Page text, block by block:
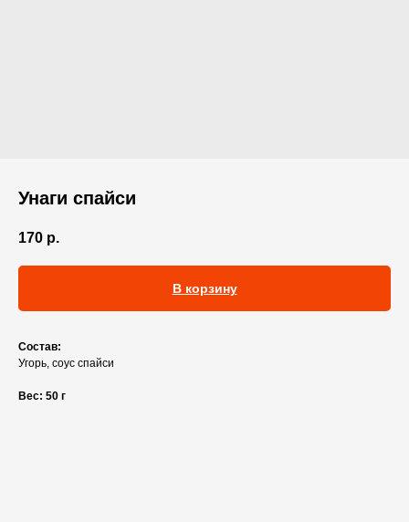
Унаги спайси
170 р.
В корзину
Состав:
Угорь, соус спайси
Вес: 50 г